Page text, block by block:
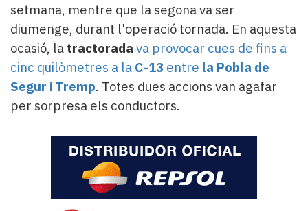
setmana, mentre que la segona va ser
diumenge, durant l'operació tornada. En aquesta
ocasió, la tractorada va provocar cues de fins a
cinc quilòmetres a la C-13 entre la Pobla de
Segur i Tremp. Totes dues accions van agafar
per sorpresa els conductors.